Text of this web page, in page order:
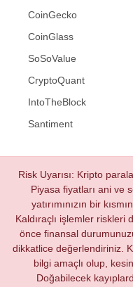
CoinGecko
CoinGlass
SoSoValue
CryptoQuant
IntoTheBlock
Santiment
Risk Uyarısı: Kripto
Piyasa fiyatları ani ve
yatırımınızın bir
Kaldıraçlı işlemler riskleri
önce finansal
dikkatlice değerlendiriniz.
bilgi amaçlı olup,
Doğabilecek